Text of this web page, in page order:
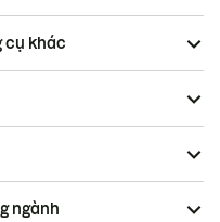
cụ khác
ngành